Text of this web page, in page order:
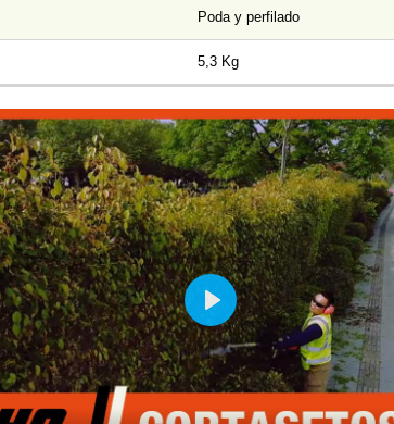
Poda y perfilado
5,3 Kg
Play